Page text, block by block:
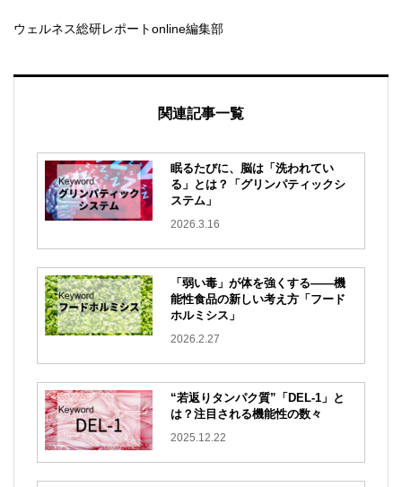
ウェルネス総研レポートonline編集部
関連記事一覧
眠るたびに、脳は「洗われてい
る」とは？「グリンパティックシ
ステム」
2026.3.16
「弱い毒」が体を強くする——機
能性食品の新しい考え方「フード
ホルミシス」
2026.2.27
“若返りタンパク質”「DEL-1」と
は？注目される機能性の数々
2025.12.22